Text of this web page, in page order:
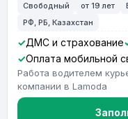
Свободный от 19 лет
РФ, РБ, Казахстан
ДМС и страхование
Оплата мобильной
Работа водителем
компании в Lamoda